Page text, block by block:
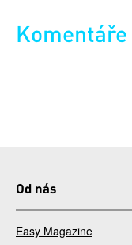
Komentáře
Od nás
Easy Magazine